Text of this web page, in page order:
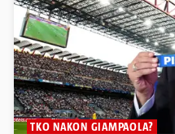
TKO NAKON GIAMPAOLA?